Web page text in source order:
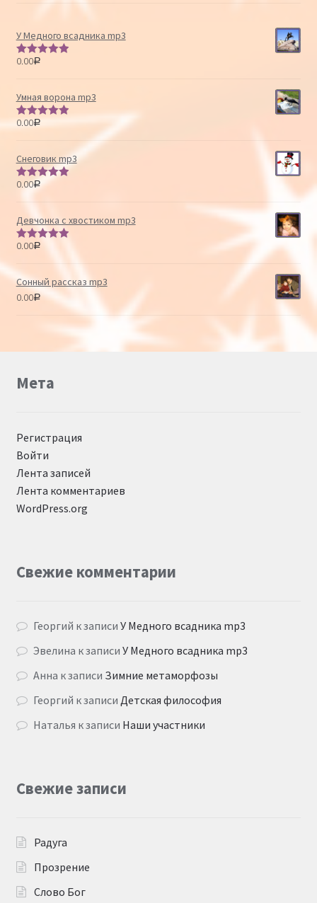
У Медного всадника mp3
Оценка
0.00Р
Умная ворона mp3
Оценка
0.00Р
Снеговик mp3
Оценка
0.00Р
Девчонка с хвостиком mp3
Оценка
0.00Р
Сонный рассказ mp3
0.00Р
Мета
Регистрация
Войти
Лента записей
Лента комментариев
WordPress.org
Свежие комментарии
Георгий к записиУ Медного всадника mp3
Эвелина к записиУ Медного всадника mp3
Анна к записи Зимние метаморфозы
Георгий к записи Детская философия
Наталья к записи Наши участники
Свежие записи
Радуга
Прозрение
Слово Бог